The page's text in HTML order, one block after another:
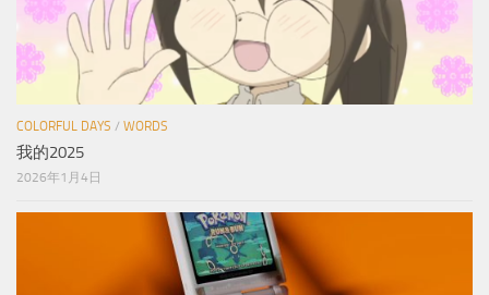
COLORFUL DAYS / WORDS
我的2025
2026年1月4日